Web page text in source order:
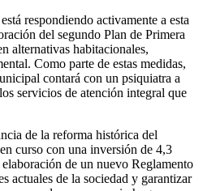
respondiendo activamente a esta
del segundo Plan de Primera
alternativas habitacionales,
Como parte de estas medidas,
contará con un psiquiatra a
servicios de atención integral que
de la reforma histórica del
curso con una inversión de 4,3
de un nuevo Reglamento
actuales de la sociedad y garantizar